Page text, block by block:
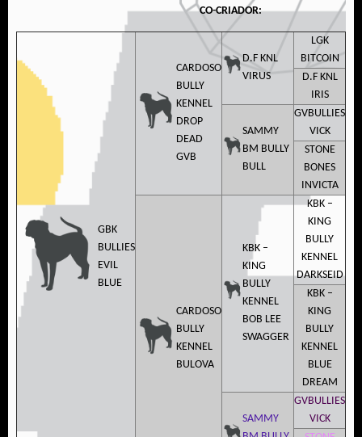
CO-CRIADOR:
GBK
BULLIES
EVIL
BLUE
CARDOSO
BULLY
KENNEL
DROP
DEAD
GVB
D.F KNL
VIRUS
LGK
BITCOIN
D.F KNL
IRIS
SAMMY
BM BULLY
BULL
GVBULLIES
VICK
STONE
BONES
INVICTA
CARDOSO
BULLY
KENNEL
BULOVA
KBK –
KING
BULLY
KENNEL
BOB LEE
SWAGGER
KBK –
KING
BULLY
KENNEL
DARKSEID
KBK –
KING
BULLY
KENNEL
BLUE
DREAM
SAMMY
GVBULLIES
VICK